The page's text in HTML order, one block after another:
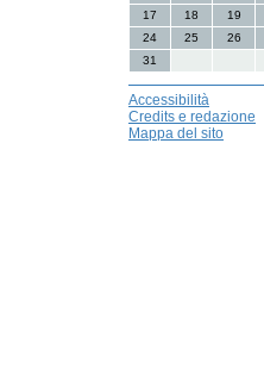
17
18 19
24
25 26
31
Accessibilità
Credits e redazione
Mappa del sito